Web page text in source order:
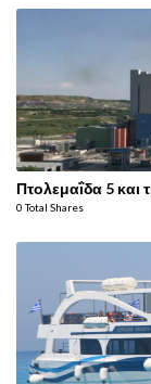
Πτολεμαΐδα 5 και
0 Total Shares